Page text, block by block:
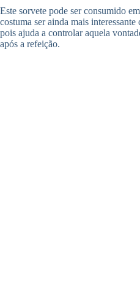
Este sorvete pode ser consumido
costuma ser ainda mais
pois ajuda a controlar aquela
após a refeição.